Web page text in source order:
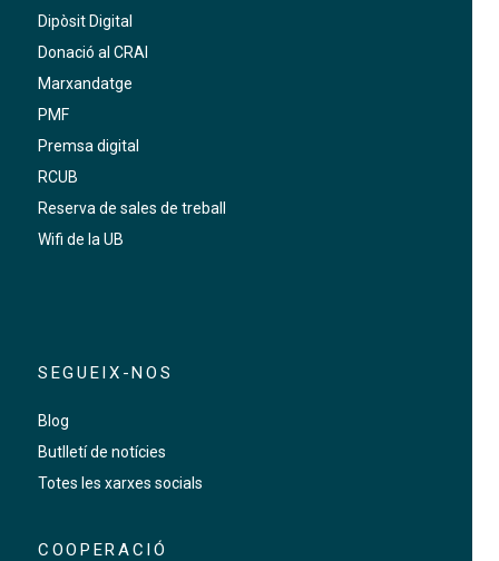
Dipòsit Digital
Donació al CRAI
Marxandatge
PMF
Premsa digital
RCUB
Reserva de sales de treball
Wifi de la UB
SEGUEIX-NOS
Blog
Butlletí de notícies
Totes les xarxes socials
COOPERACIÓ